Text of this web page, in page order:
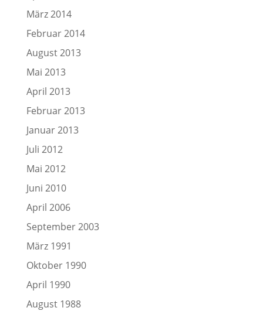
März 2014
Februar 2014
August 2013
Mai 2013
April 2013
Februar 2013
Januar 2013
Juli 2012
Mai 2012
Juni 2010
April 2006
September 2003
März 1991
Oktober 1990
April 1990
August 1988